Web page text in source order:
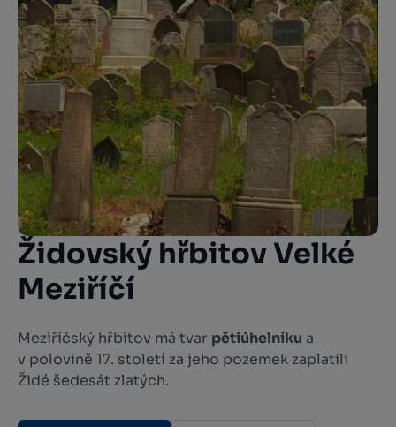
Židovský hřbitov Velké
Meziříčí
Meziříčský hřbitov má tvar pětiúhelníku a
v polovině 17. století za jeho pozemek zaplatili
Židé šedesát zlatých.